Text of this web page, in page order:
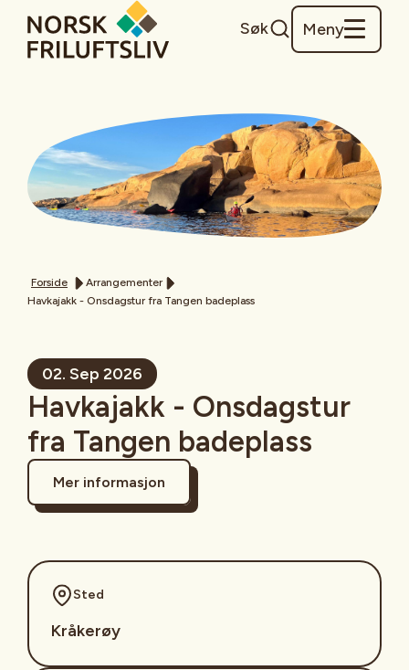
Søk Meny
Forside
Arrangementer
Havkajakk - Onsdagstur fra Tangen badeplass
02. Sep 2026
Havkajakk - Onsdagstur
fra Tangen badeplass
Mer informasjon
Sted
Kråkerøy